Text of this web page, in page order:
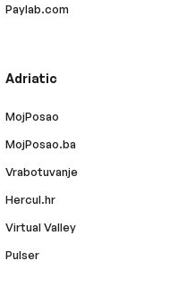
Paylab.com
Adriatic
MojPosao
MojPosao.ba
Vrabotuvanje
Hercul.hr
Virtual Valley
Pulser